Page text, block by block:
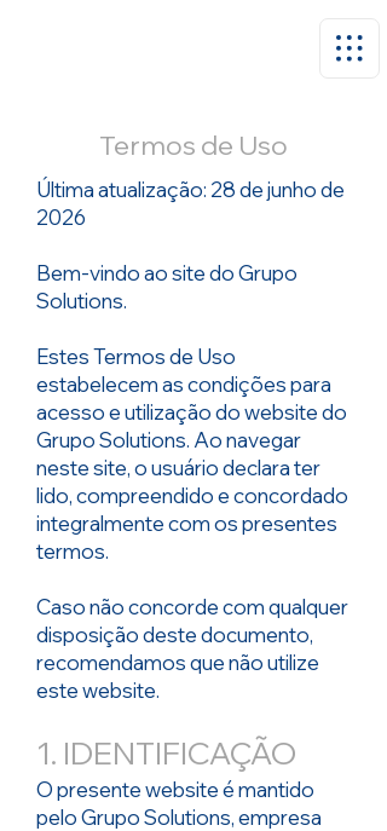
Termos de Uso
Última atualização: 28 de junho de
2026
Bem-vindo ao site do Grupo
Solutions.
Estes Termos de Uso
estabelecem as condições para
acesso e utilização do website do
Grupo Solutions. Ao navegar
neste site, o usuário declara ter
lido, compreendido e concordado
integralmente com os presentes
termos.
Caso não concorde com qualquer
disposição deste documento,
recomendamos que não utilize
este website.
1. IDENTIFICAÇÃO
O presente website é mantido
pelo Grupo Solutions, empresa